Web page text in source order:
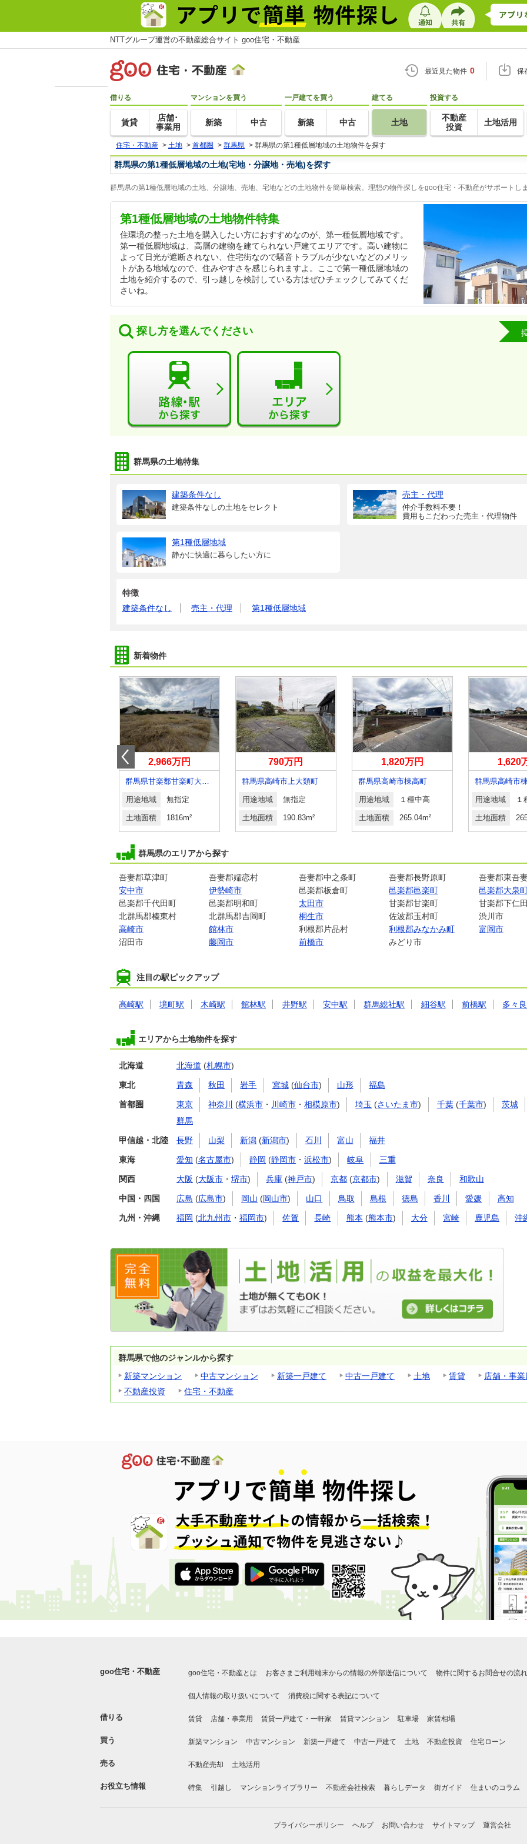
NTTグループ運営の不動産総合サイト goo住宅・不動産
最近見た物件 0 保
借りる
賃貸
店舗･
事業用
マンションを買う
新築 中古
一戸建てを買う
新築 中古
建てる
土地
投資する
不動産
投資
土地活用
住宅・不動産 > 土地 > 首都圏 > 群馬県 > 群馬県の第1種低層地域の土地物件を探す
群馬県の第1種低層地域の土地(宅地・分譲地・売地)を探す
群馬県の第1種低層地域の土地、分譲地、売地、宅地などの土地物件を簡単検索。理想の物件探しをgoo住宅・不動産がサポートし
第1種低層地域の土地物件特集
住環境の整った土地を購入したい方におすすめなのが、第一種低層地域です。
第一種低層地域は、高層の建物を建てられない戸建てエリアです。高い建物に
よって日光が遮断されない、住宅街なので騒音トラブルが少ないなどのメリッ
トがある地域なので、住みやすさを感じられますよ。ここで第一種低層地域の
土地を紹介するので、引っ越しを検討している方はぜひチェックしてみてくだ
さいね。
探し方を選んでください
群馬県の土地特集
建築条件なし
建築条件なしの土地をセレクト
売主・代理
仲介手数料不要！
費用もこだわった売主・代理物件
第1種低層地域
静かに快適に暮らしたい方に
特徴
建築条件なし
売主・代理 第1種低層地域
新着物件
2,966万円
群馬県甘楽郡甘楽町大字金井
用途地域 無指定
土地面積 1816m²
790万円
群馬県高崎市上大類町
用途地域 無指定
土地面積 190.83m²
1,820万円
群馬県高崎市棟高町
用途地域 １種中高
土地面積 265.04m²
1,620
群馬県高崎市
用途地域 １
土地面積
群馬県のエリアから探す
吾妻郡草津町 吾妻郡嬬恋村 吾妻郡中之条町 吾妻郡長野原町
吾妻郡東吾
安中市
伊勢崎市 邑楽郡板倉町 邑楽郡邑楽町
邑楽郡大泉
邑楽郡千代田町
邑楽郡明和町 太田市 甘楽郡甘楽町
甘楽郡下仁
北群馬郡榛東村
北群馬郡吉岡町 桐生市 佐波郡玉村町
渋川市
高崎市
館林市 利根郡片品村 利根郡みなかみ町
富岡市
沼田市
藤岡市 前橋市 みどり市
注目の駅ピックアップ
高崎駅 境町駅 木崎駅 館林駅 井野駅 安中駅 群馬総社駅 細谷駅 前橋駅 多々
エリアから土地物件を探す
北海道 北海道 (札幌市)
東北 青森 秋田 岩手 宮城(仙台市) 山形 福島
首都圏 東京 神奈川 (横浜市 ・ 川崎市 ・相模原市) 埼玉 (さいたま市) 千葉(千葉市)
茨城
群馬
甲信越・北陸 長野 山梨 新潟 (新潟市) 石川 富山 福井
東海 愛知 (名古屋市) 静岡 (静岡市 ・浜松市) 岐阜 三重
関西 大阪 (大阪市 ・ 堺市) 兵庫 (神戸市) 京都 (京都市) 滋賀 奈良 和歌山
中国・四国 広島 (広島市) 岡山 (岡山市) 山口 鳥取 島根 徳島 香川 愛媛 高知
九州・沖縄 福岡 (北九州市 ・ 福岡市) 佐賀 長崎 熊本 (熊本市) 大分 宮崎 鹿児島 沖
群馬県で他のジャンルから探す
新築マンション
中古マンション 新築一戸建て 中古一戸建て 土地 賃貸
店舗・事業
不動産投資
住宅・不動産
goo住宅・不動産 goo住宅・不動産とは お客さまご利用端末からの情報の外部送信について 物件に関するお問合せの流れ
個人情報の取り扱いについて 消費税に関する表記について
借りる 賃貸 店舗・事業用 賃貸一戸建て・一軒家 賃貸マンション 駐車場 家賃相場
買う 新築マンション 中古マンション 新築一戸建て 中古一戸建て 土地 不動産投資 住宅ローン
売る 不動産売却 土地活用
お役立ち情報 特集 引越し マンションライブラリー 不動産会社検索 暮らしデータ 街ガイド 住まいのコラム
プライバシーポリシー ヘルプ お問い合わせ サイトマップ 運営会社